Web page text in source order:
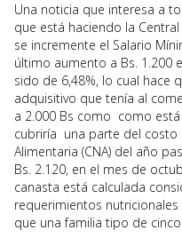
Una noticia que interesa a
que está haciendo la
se incremente el Salario
último aumento a Bs. 1.200
sido de 6,48%, lo cual hace
adquisitivo que tenía al
a 2.000 Bs como como
cubriría una parte del costo
Alimentaria (CNA) del año
Bs. 2.120, en el mes de
canasta está calculada
requerimientos
que una familia tipo de